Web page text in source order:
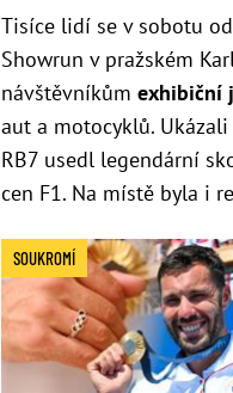
Tisíce lidí se v sobotu
Showrun v pražském
návštěvníkům exhibiční
aut a motocyklů.
RB7 usedl legendární
cen F1. Na místě byla i
SOUKROMÍ